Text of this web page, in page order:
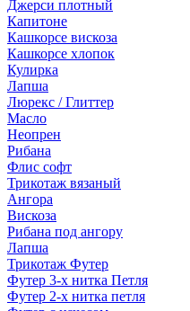
Джерси плотный
Капитоне
Кашкорсе вискоза
Кашкорсе хлопок
Кулирка
Лапша
Люрекс / Глиттер
Масло
Неопрен
Рибана
Флис софт
Трикотаж вязаный
Ангора
Вискоза
Рибана под ангору
Лапша
Трикотаж Футер
Футер 3-х нитка Петля
Футер 2-х нитка петля